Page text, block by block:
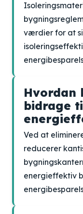
værdier for at
Hvordan
bidrage
Ved at
reducerer
energieffektiv